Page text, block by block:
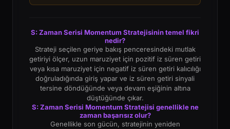
S: Zaman Serisi Momentum Stratejisinin temel fikri
nedir?
Strateji seçilen geriye bakış penceresindeki mutlak
getiriyi ölçer, uzun maruziyet için pozitif iz süren getiri
veya kısa maruziyet için negatif iz süren getiri kalıcılığı
doğruladığında giriş yapar ve iz süren getiri sinyali
tersine döndüğünde veya devam eşiğinin altına
düştüğünde çıkar.
S: Zaman Serisi Momentum Stratejisi genellikle ne
zaman başarısız olur?
Genellikle son gücün, stratejinin yeniden